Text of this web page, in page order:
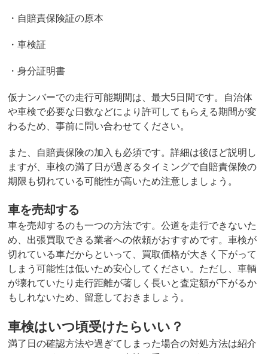
・自賠責保険証の原本
・車検証
・身分証明書
仮ナンバーでの走行可能期間は、最大5日間です。自治体
や車検で必要な日数などにより許可してもらえる期間が変
わるため、事前に問い合わせてください。
また、自賠責保険の加入も必須です。詳細は後ほど説明し
ますが、車検の満了日が過ぎるタイミングで自賠責保険の
期限も切れている可能性が高いため注意しましょう。
車を売却する
車を売却するのも一つの方法です。公道を走行できないた
め、出張買取できる業者への依頼がおすすめです。車検が
切れている車だからといって、買取価格が大きく下がって
しまう可能性は低いため安心してください。ただし、車輌
が壊れていたり走行距離が著しく長いと査定額が下がるか
もしれないため、留意しておきましょう。
車検はいつ頃受けたらいい？
満了日の確認方法や過ぎてしまった場合の対処方法は紹介